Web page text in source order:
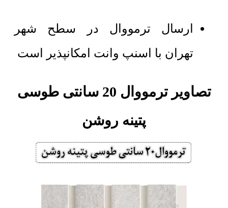
ارسال ترمووال در سطح شهر
تهران با اسنپ وانت امکانپذیر است
تصاویر ترمووال 20 سانتی طوسی
پتینه روشن